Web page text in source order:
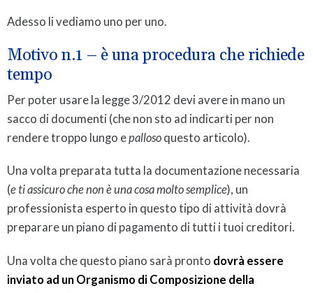
Adesso li vediamo uno per uno.
Motivo n.1 – è una procedura che richiede
tempo
Per poter usare la legge 3/2012 devi avere in mano un
sacco di documenti (che non sto ad indicarti per non
rendere troppo lungo epalloso questo articolo).
Una volta preparata tutta la documentazione necessaria
(e ti assicuro che non è una cosa molto semplice), un
professionista esperto in questo tipo di attività dovrà
preparare un piano di pagamento di tutti i tuoi creditori.
Una volta che questo piano sarà pronto dovrà essere
inviato ad un Organismo di Composizione della